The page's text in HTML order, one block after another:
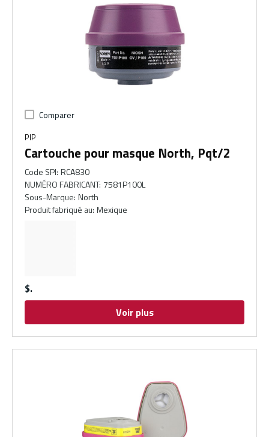
Comparer
PIP
Cartouche pour masque North, Pqt/2
Code SPI: RCA830
NUMÉRO FABRICANT: 7581P100L
Sous-Marque: North
Produit fabriqué au: Mexique
$
Voir plus